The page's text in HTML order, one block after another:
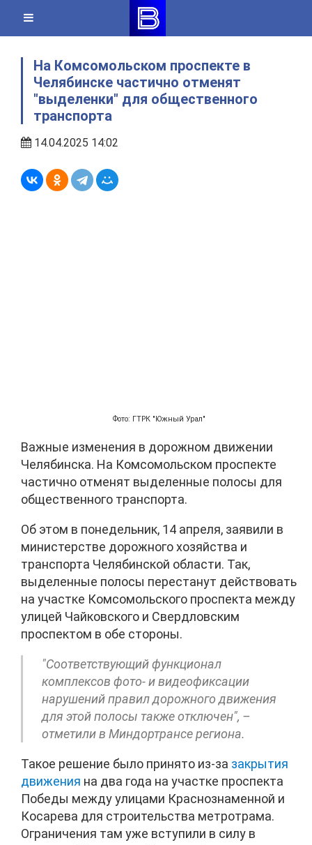
content
На Комсомольском проспекте в
Челябинске частично отменят
"выделенки" для общественного
транспорта
14.04.2025 14:02
Фото: ГТРК "Южный Урал"
Важные изменения в дорожном движении
Челябинска. На Комсомольском проспекте
частично отменят выделенные полосы для
общественного транспорта.
Об этом в понедельник, 14 апреля, заявили в
министерстве дорожного хозяйства и
транспорта Челябинской области. Так,
выделенные полосы перестанут действовать
на участке Комсомольского проспекта между
улицей Чайковского и Свердловским
проспектом в обе стороны.
"Соответствующий функционал
комплексов фото- и видеофиксации
нарушений правил дорожного движения
для этой полосы также отключен", –
отметили в Миндортрансе региона.
Такое решение было принято из-за закрытия
движения на два года на участке проспекта
Победы между улицами Краснознаменной и
Косарева для строительства метротрама.
Ограничения там уже вступили в силу в